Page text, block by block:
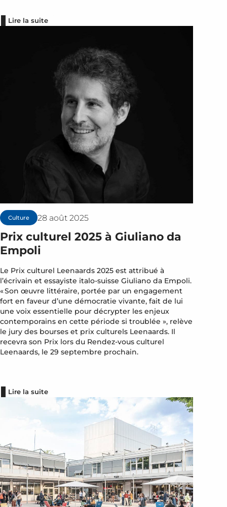
Lire la suite
Culture 28 août 2025
Prix culturel 2025 à Giuliano da
Empoli
Le Prix culturel Leenaards 2025 est attribué à
l’écrivain et essayiste italo-suisse Giuliano da Empoli.
« Son œuvre littéraire, portée par un engagement
fort en faveur d’une démocratie vivante, fait de lui
une voix essentielle pour décrypter les enjeux
contemporains en cette période si troublée », relève
le jury des bourses et prix culturels Leenaards. Il
recevra son Prix lors du Rendez-vous culturel
Leenaards, le 29 septembre prochain.
Lire la suite